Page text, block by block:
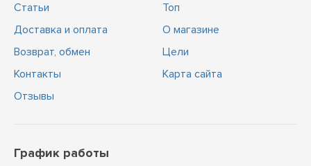
Статьи
Доставка и оплата
Возврат, обмен
Контакты
Отзывы
Топ
О магазине
Цели
Карта сайта
График работы